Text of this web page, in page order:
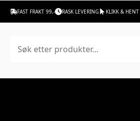
FAST FRAKT 99,- RASK LEVERING KLIKK & HENT